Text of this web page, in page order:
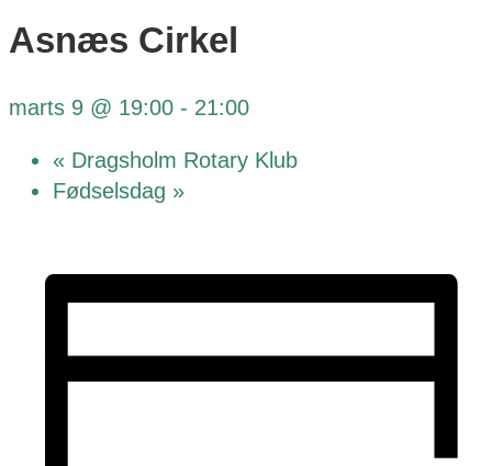
Asnæs Cirkel
marts 9 @ 19:00 - 21:00
« Dragsholm Rotary Klub
Fødselsdag »